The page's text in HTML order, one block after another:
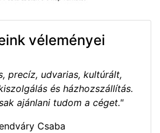
véleményei
precíz, udvarias, kultúrált,
és házhozszállítás.
ajánlani tudom a céget."
Csaba